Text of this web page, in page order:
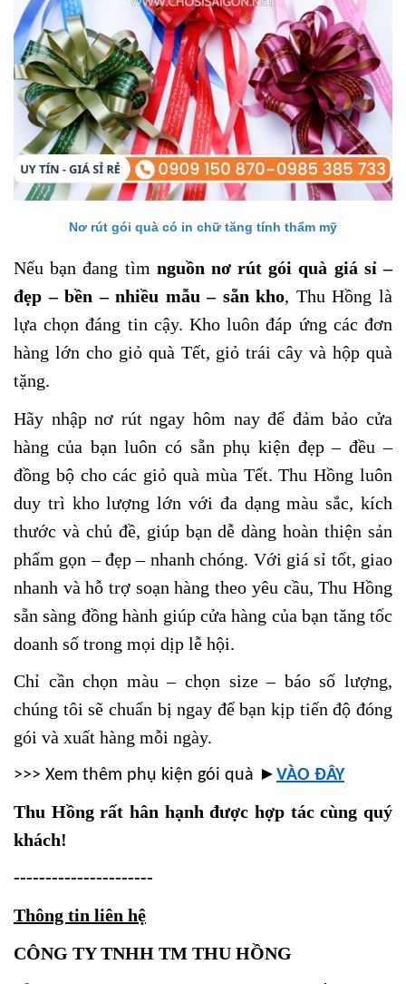
Nơ rút gói quà có in chữ tăng tính thẩm mỹ
Nếu bạn đang tìm nguồn nơ rút gói quà giá sỉ –
đẹp – bền – nhiều mẫu – sẵn kho, Thu Hồng là
lựa chọn đáng tin cậy. Kho luôn đáp ứng các đơn
hàng lớn cho giỏ quà Tết, giỏ trái cây và hộp quà
tặng.
Hãy nhập nơ rút ngay hôm nay để đảm bảo cửa
hàng của bạn luôn có sẵn phụ kiện đẹp – đều –
đồng bộ cho các giỏ quà mùa Tết. Thu Hồng luôn
duy trì kho lượng lớn với đa dạng màu sắc, kích
thước và chủ đề, giúp bạn dễ dàng hoàn thiện sản
phẩm gọn – đẹp – nhanh chóng. Với giá sỉ tốt, giao
nhanh và hỗ trợ soạn hàng theo yêu cầu, Thu Hồng
sẵn sàng đồng hành giúp cửa hàng của bạn tăng tốc
doanh số trong mọi dịp lễ hội.
Chỉ cần chọn màu – chọn size – báo số lượng,
chúng tôi sẽ chuẩn bị ngay để bạn kịp tiến độ đóng
gói và xuất hàng mỗi ngày.
>>> Xem thêm phụ kiện gói quà ► VÀO ĐÂY
Thu Hồng rất hân hạnh được hợp tác cùng quý
khách!
----------------------
Thông tin liên hệ
CÔNG TY TNHH TM THU HỒNG